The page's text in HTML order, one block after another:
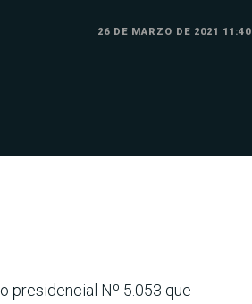
26 DE MARZO DE 2021 11:40
presidencial Nº 5.053 que